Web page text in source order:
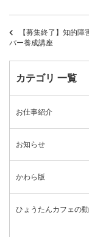
【募集終了】知的障
パー養成講座
カテゴリ 一覧
お仕事紹介
お知らせ
かわら版
ひょうたんカフェの